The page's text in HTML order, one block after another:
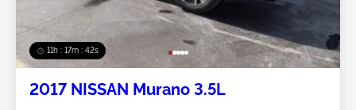
11h : 17m : 40s
2017 NISSAN Murano 3.5L